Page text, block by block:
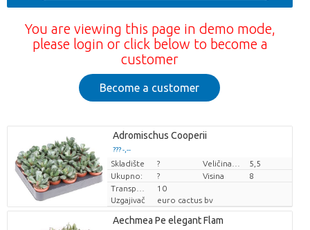
You are viewing this page in demo mode,
please login or click below to become a
customer
Become a customer
Adromischus Cooperii
??? -,--
Cijena po komadu
Skladište ?
5,5
Ukupno:
? Visina
8
10
Uzgajivač
euro cactus bv
Aechmea Pe elegant Flam